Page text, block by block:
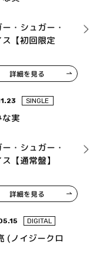
・シュガー・
ス【初回限定
詳細を見る
SINGLE
実
・シュガー・
【通常盤】
詳細を見る
DIGITAL
(ノイジークロ